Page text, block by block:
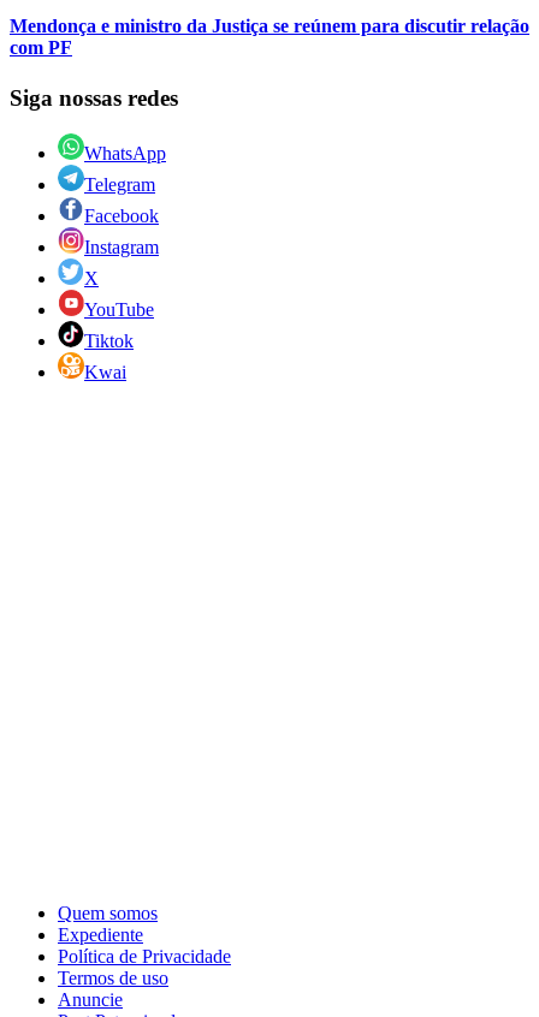
Mendonça e ministro da Justiça se reúnem para discutir relação
com PF
Siga nossas redes
WhatsApp
Telegram
Facebook
Instagram
X
YouTube
Tiktok
Kwai
Quem somos
Expediente
Política de Privacidade
Termos de uso
Anuncie